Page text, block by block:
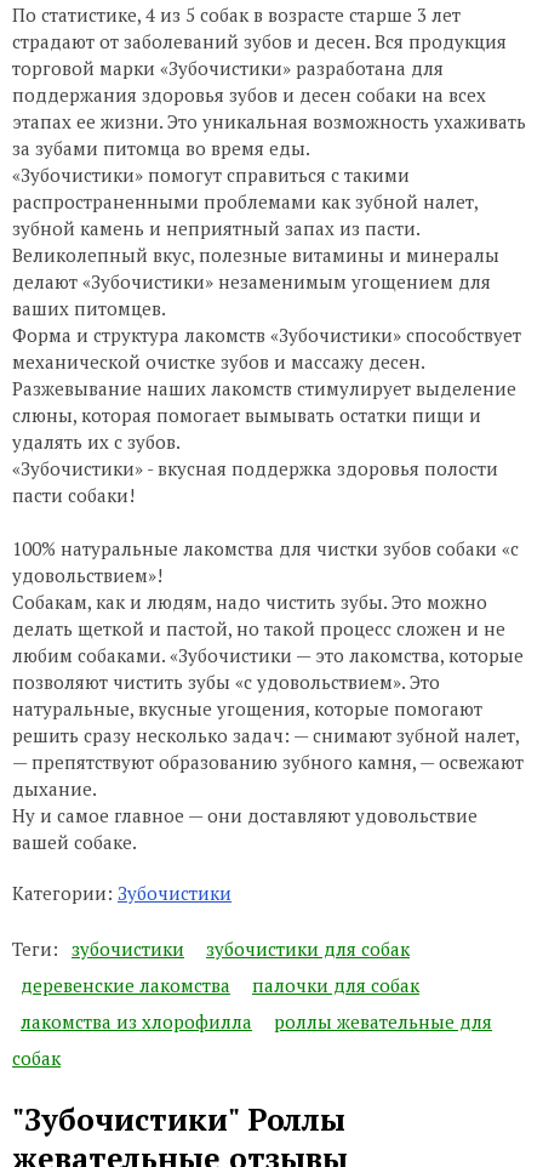
По статистике, 4 из 5 собак в возрасте старше 3 лет
страдают от заболеваний зубов и десен. Вся продукция
торговой марки «Зубочистики» разработана для
поддержания здоровья зубов и десен собаки на всех
этапах ее жизни. Это уникальная возможность ухаживать
за зубами питомца во время еды.
«Зубочистики» помогут справиться с такими
распространенными проблемами как зубной налет,
зубной камень и неприятный запах из пасти.
Великолепный вкус, полезные витамины и минералы
делают «Зубочистики» незаменимым угощением для
ваших питомцев.
Форма и структура лакомств «Зубочистики» способствует
механической очистке зубов и массажу десен.
Разжевывание наших лакомств стимулирует выделение
слюны, которая помогает вымывать остатки пищи и
удалять их с зубов.
«Зубочистики» - вкусная поддержка здоровья полости
пасти собаки!
100% натуральные лакомства для чистки зубов собаки «с
удовольствием»!
Собакам, как и людям, надо чистить зубы. Это можно
делать щеткой и пастой, но такой процесс сложен и не
любим собаками. «Зубочистики — это лакомства, которые
позволяют чистить зубы «с удовольствием». Это
натуральные, вкусные угощения, которые помогают
решить сразу несколько задач: — снимают зубной налет,
— препятствуют образованию зубного камня, — освежают
дыхание.
Ну и самое главное — они доставляют удовольствие
вашей собаке.
Категории: Зубочистики
Теги: зубочистики
зубочистики для собак
деревенские лакомства
палочки для собак
лакомства из хлорофилла
роллы жевательные для
собак
"Зубочистики" Роллы
жевательные отзывы